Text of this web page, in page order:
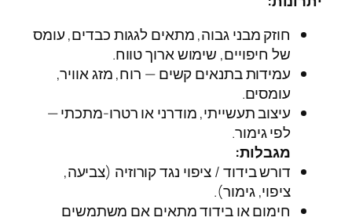
חוזק מבני גבוה, מתאים לגגות כבדים, עומס
של חיפויים, שימוש ארוך טווח.
עמידות בתנאים קשים — רוח, מזג אוויר,
עומסים.
עיצוב תעשייתי, מודרני או רטרו-מתכתי —
לפי גימור.
מגבלות:
דורש בידוד / ציפוי נגד קורוזיה (צביעה,
ציפוי, גימור).
חימום או בידוד מתאים אם משתמשים